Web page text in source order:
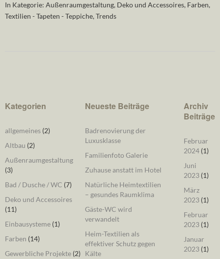
In Kategorie: Außenraumgestaltung, Deko und Accessoires, Farben,
Textilien - Tapeten - Teppiche,Trends
Kategorien
allgemeines (2)
Altbau (2)
Außenraumgestaltung
(3)
Bad / Dusche / WC (7)
Deko und Accessoires
(11)
Einbausysteme (1)
Farben (14)
Gewerbliche Projekte (2)
Neueste Beiträge
Badrenovierung der
Luxusklasse
Familienfoto Galerie
Zuhause anstatt im Hotel
Natürliche Heimtextilien
– gesundes Raumklima
Gäste-WC wird
verwandelt
Heim-Textilien als
effektiver Schutz gegen
Kälte
Archiv
Beiträge
Februar
2024(1)
Juni
2023(1)
März
2023(1)
Februar
2023(1)
Januar
2023(1)